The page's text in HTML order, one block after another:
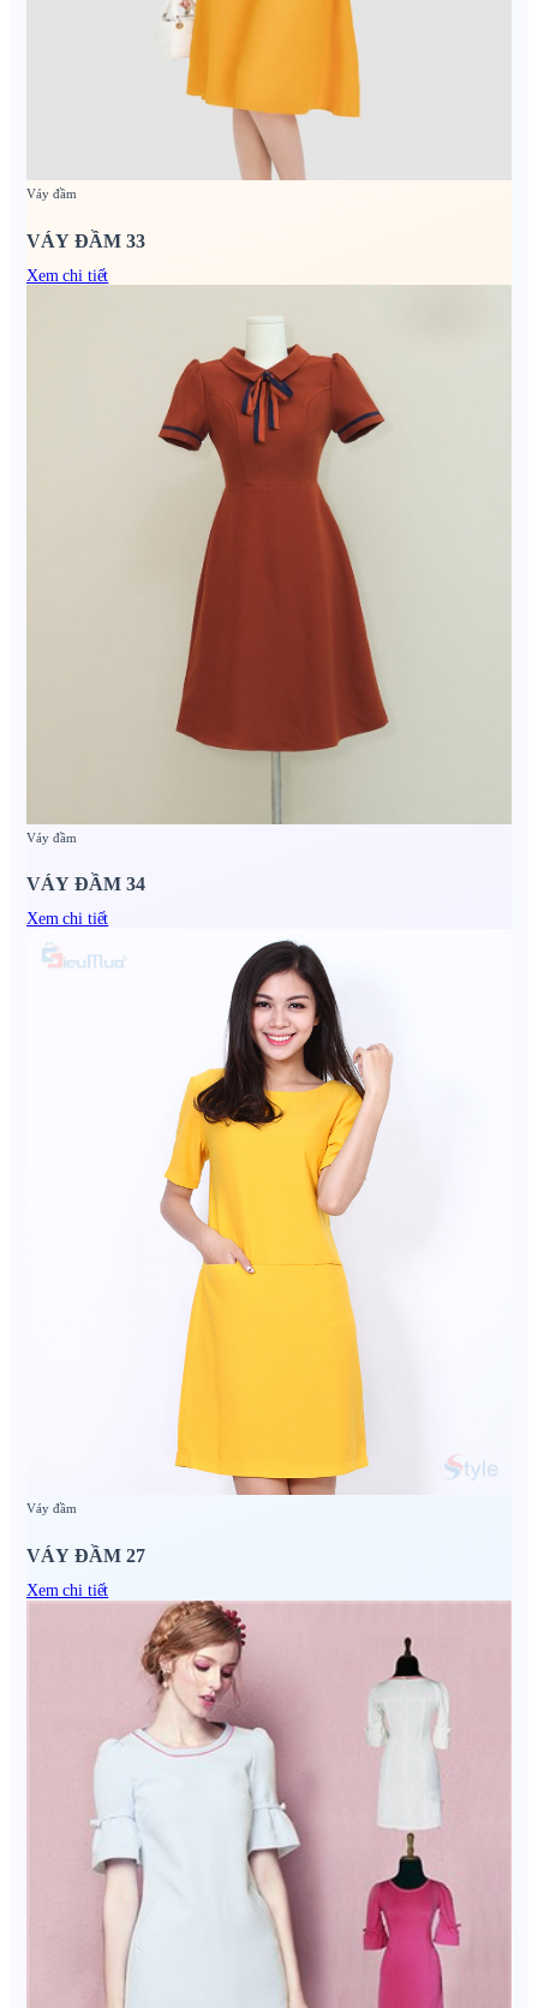
Váy đầm
VÁY ĐẦM 33
Xem chi tiết
Váy đầm
VÁY ĐẦM 34
Xem chi tiết
Váy đầm
VÁY ĐẦM 27
Xem chi tiết